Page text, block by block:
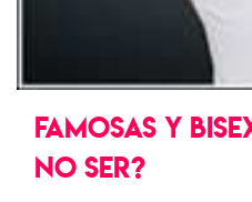
FAMOSAS Y
NO SER?